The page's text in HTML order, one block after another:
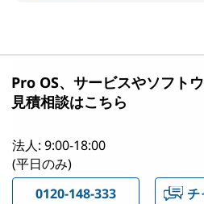
Pro OS、サービスやソフト
見積相談はこちら
法人: 9:00-18:00
(平日のみ)
0120-148-333
チ